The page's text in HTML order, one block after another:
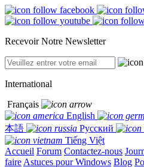
Recevoir Notre Newsletter
International
Français
English
本語
Русский
Tiếng Việt
Accueil Forum Contactez-nous
faire Astuces pour Windows Blog